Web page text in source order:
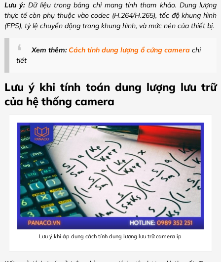
Lưu ý:Dữ liệu trong bảng chỉ mang tính tham khảo. Dung lượng
thực tế còn phụ thuộc vào codec (H.264/H.265), tốc độ khung hình
(FPS), tỷ lệ chuyển động trong khung hình, và mức nén của thiết bị.
Xem thêm: Cách tính dung lượng ổ cứng camera chi
tiết
Lưu ý khi tính toán dung lượng lưu trữ
của hệ thống camera
Lưu ý khi áp dụng cách tính dung lượng lưu trữ camera ip